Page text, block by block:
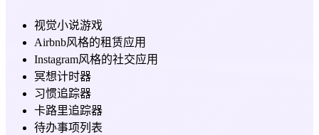
视觉小说游戏
Airbnb风格的租赁应用
Instagram风格的社交应用
冥想计时器
习惯追踪器
卡路里追踪器
待办事项列表